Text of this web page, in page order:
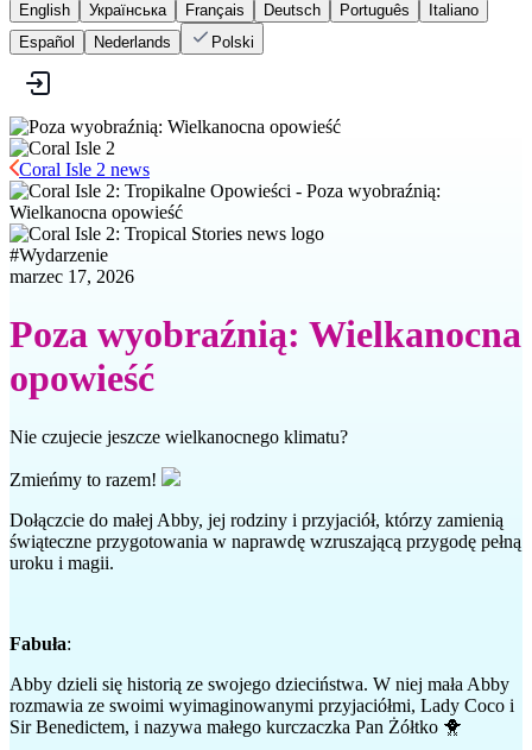
English
Українська Français Deutsch Português
Italiano
Español
Nederlands Polski
Coral Isle 2 news
#Wydarzenie
marzec 17, 2026
Poza wyobraźnią: Wielkanocna
opowieść
Nie czujecie jeszcze wielkanocnego klimatu?
Zmieńmy to razem!
Dołączcie do małej Abby, jej rodziny i przyjaciół, którzy zamienią
świąteczne przygotowania w naprawdę wzruszającą przygodę pełną
uroku i magii.
Fabuła:
Abby dzieli się historią ze swojego dzieciństwa. W niej mała Abby
rozmawia ze swoimi wyimaginowanymi przyjaciółmi, Lady Coco i
Sir Benedictem, i nazywa małego kurczaczka Pan Żółtko 🐥